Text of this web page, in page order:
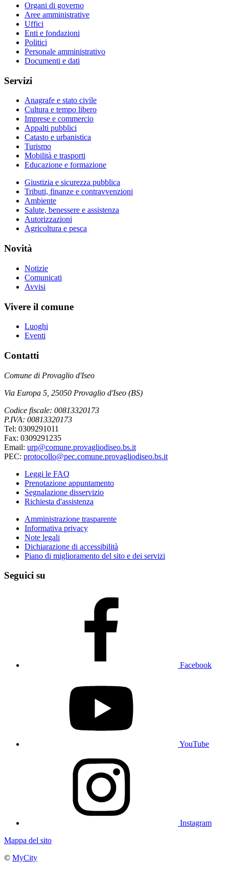
Organi di governo
Aree amministrative
Uffici
Enti e fondazioni
Politici
Personale amministrativo
Documenti e dati
Servizi
Anagrafe e stato civile
Cultura e tempo libero
Imprese e commercio
Appalti pubblici
Catasto e urbanistica
Turismo
Mobilità e trasporti
Educazione e formazione
Giustizia e sicurezza pubblica
Tributi, finanze e contravvenzioni
Ambiente
Salute, benessere e assistenza
Autorizzazioni
Agricoltura e pesca
Novità
Notizie
Comunicati
Avvisi
Vivere il comune
Luoghi
Eventi
Contatti
Comune di Provaglio d'Iseo
Via Europa 5, 25050 Provaglio d'Iseo (BS)
Codice fiscale: 00813320173
P.IVA: 00813320173
Tel: 0309291011
Fax: 0309291235
Email: urp@comune.provagliodiseo.bs.it
PEC: protocollo@pec.comune.provagliodiseo.bs.it
Leggi le FAQ
Prenotazione appuntamento
Segnalazione disservizio
Richiesta d'assistenza
Amministrazione trasparente
Informativa privacy
Note legali
Dichiarazione di accessibilità
Piano di miglioramento del sito e dei servizi
Seguici su
Facebook
YouTube
Instagram
Mappa del sito
© MyCity